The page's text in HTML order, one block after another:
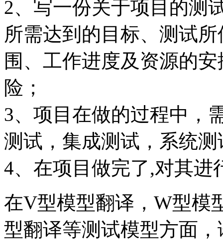
2、写一份关于项目的测
所需达到的目标、测试
围、工作进度及资源的
险；
3、项目在做的过程中，
测试，集成测试，系统
4、在项目做完了,对其进
在V型模型翻译，W型模
型翻译等测试模型方面